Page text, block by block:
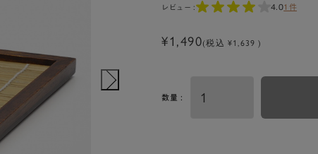
レビュー : 4.01件
¥1,490(税込 ¥1,639 )
数量 :